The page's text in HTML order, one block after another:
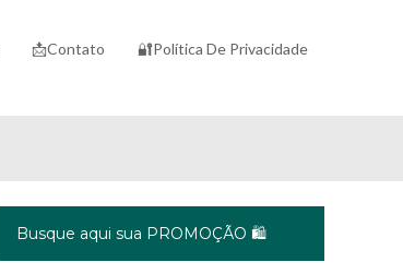
📩Contato 🔐Política De Privacidade
Busque aqui sua PROMOÇÃO 🛍️